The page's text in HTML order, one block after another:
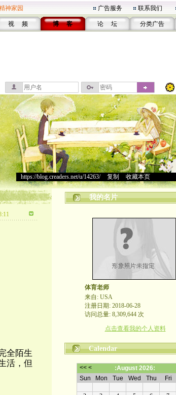
神家园 广告服务 联系我们
视 频 博 客 论 坛 分类广告
https://blog.creaders.net/u/14263/> 复制 收藏本页
全陌生
活，但
我的名片
体育老师
来自: USA
注册日期: 2018-06-28
访问总量: 8,309,644 次
点击查看我的个人资料
Calendar